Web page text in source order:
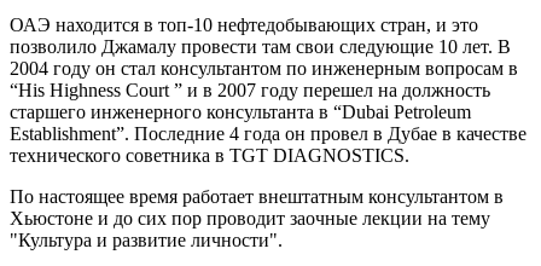
ОАЭ находится в топ-10 нефтедобывающих стран, и это
позволило Джамалу провести там свои следующие 10 лет. В
2004 году он стал консультантом по инженерным вопросам в
“His Highness Court ” и в 2007 году перешел на должность
старшего инженерного консультанта в “Dubai Petroleum
Establishment”. Последние 4 года он провел в Дубае в качестве
технического советника в TGT DIAGNOSTICS.
По настоящее время работает внештатным консультантом в
Хьюстоне и до сих пор проводит заочные лекции на тему
"Культура и развитие личности".